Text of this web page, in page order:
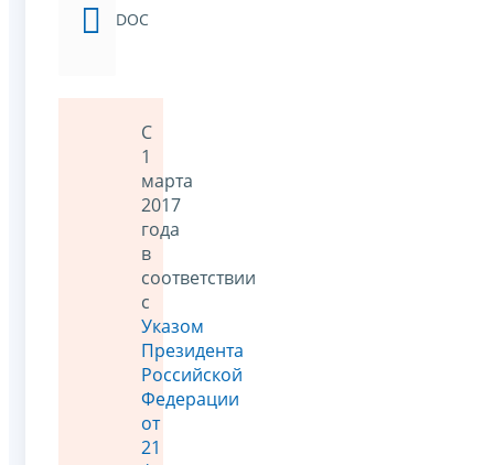
DOC
С
1
марта
2017
года
в
соответствии
с
Указом
Президента
Российской
Федерации
от
21